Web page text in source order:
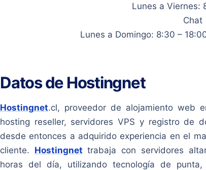
Lunes a Viernes:
Chat
Lunes a Domingo: 8:30 –
Datos de Hostingnet
Hostingnet.cl, proveedor de alojamiento web
hosting reseller, servidores VPS y registro de
desde entonces a adquirido experiencia en el
cliente. Hostingnet trabaja con servidores
horas del día, utilizando tecnología de punta,